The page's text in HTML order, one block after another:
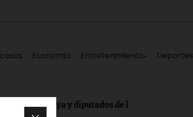
Economía Entretenimiento Deportes
y diputados de la AN lanzan «Repensando